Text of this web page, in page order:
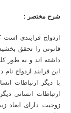
شرح مختصر :
ازدواج فرایندی
قانونی را تحقق
داشته اند و به طور
این فرایند ازدواج
با دیگر ارتباطات
ارتباطات انسانی
زوجیت دارای ابعاد